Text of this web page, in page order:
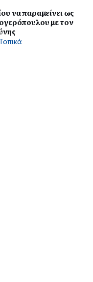
να παραμείνει ως
με τον